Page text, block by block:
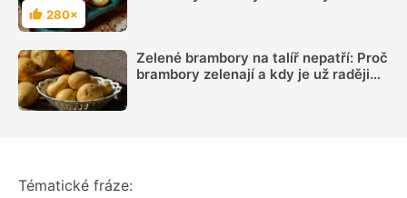
Hodnocení
280×
Zelené brambory na talíř nepatří: Proč
brambory zelenají a kdy je už raději
Tématické fráze: